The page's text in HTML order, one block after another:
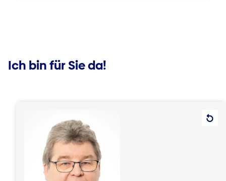
Ich bin für Sie da!